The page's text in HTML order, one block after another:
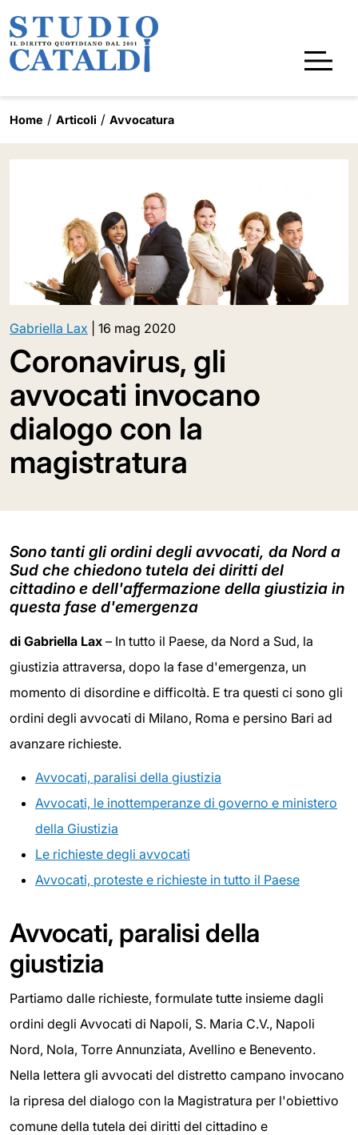
Home Articoli Avvocatura
Gabriella Lax 16 mag 2020
Coronavirus, gli
avvocati invocano
dialogo con la
magistratura
Sono tanti gli ordini degli avvocati, da Nord a
Sud che chiedono tutela dei diritti del
cittadino e dell'affermazione della giustizia in
questa fase d'emergenza
di Gabriella Lax – In tutto il Paese, da Nord a Sud, la
giustizia attraversa, dopo la fase d'emergenza, un
momento di disordine e difficoltà. E tra questi ci sono gli
ordini degli avvocati di Milano, Roma e persino Bari ad
avanzare richieste.
Avvocati, paralisi della giustizia
Avvocati, le inottemperanze di governo e ministero
della Giustizia
Le richieste degli avvocati
Avvocati, proteste e richieste in tutto il Paese
Avvocati, paralisi della
giustizia
Partiamo dalle richieste, formulate tutte insieme dagli
ordini degli Avvocati di Napoli, S. Maria C.V., Napoli
Nord, Nola, Torre Annunziata, Avellino e Benevento.
Nella lettera gli avvocati del distretto campano invocano
la ripresa del dialogo con la Magistratura per l'obiettivo
comune della tutela dei diritti del cittadino e